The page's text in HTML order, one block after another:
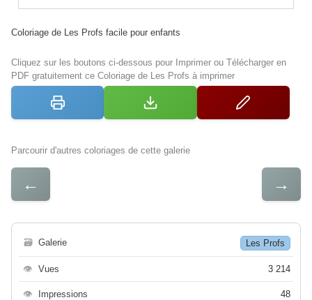
Coloriage de Les Profs facile pour enfants
Cliquez sur les boutons ci-dessous pour Imprimer ou Télécharger en
PDF gratuitement ce Coloriage de Les Profs à imprimer
Parcourir d'autres coloriages de cette galerie
← →
🗃 Galerie Les Profs
👁 Vues 3 214
👁 Impressions 48